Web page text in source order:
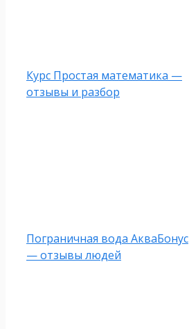
Курс Простая математика —
отзывы и разбор
Пограничная вода АкваБонус
— отзывы людей